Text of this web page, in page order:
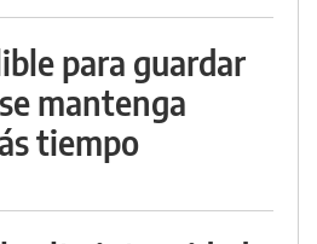
para guardar
mantenga
tiempo